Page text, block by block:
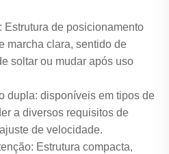
de posicionamento
marcha clara, sentido de
soltar ou mudar após uso
dupla: disponíveis em tipos de
a diversos requisitos de
de velocidade.
Estrutura compacta,